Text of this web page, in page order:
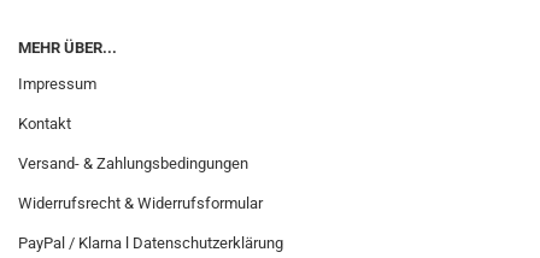
MEHR ÜBER...
Impressum
Kontakt
Versand- & Zahlungsbedingungen
Widerrufsrecht & Widerrufsformular
PayPal / Klarna l Datenschutzerklärung